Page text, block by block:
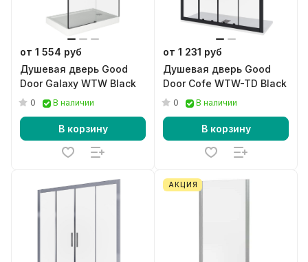
от 1 554 руб
Душевая дверь Good
Door Galaxy WTW Black
0 В наличии
В корзину
от 1 231 руб
Душевая дверь Good
Door Cofe WTW-TD Black
0 В наличии
В корзину
АКЦИЯ